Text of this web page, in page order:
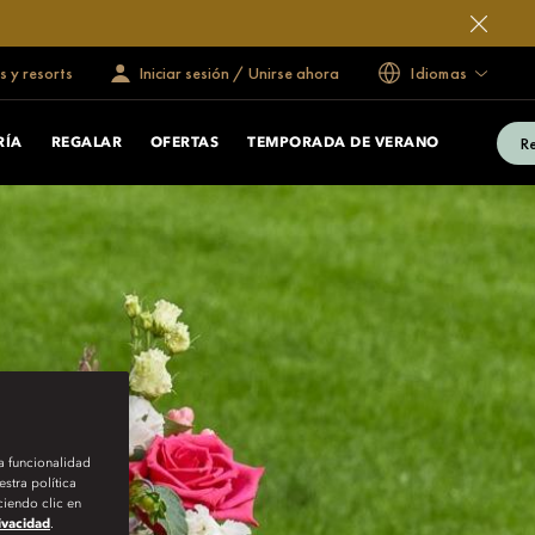
y resorts Iniciar sesión / Unirse ahora Idiomas
REGALAR OFERTAS TEMPORADA DE VERANO
funcionalidad
política
clic en
.